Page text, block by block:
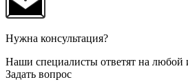
Нужна консультация?
Наши специалисты ответят на
Задать вопрос